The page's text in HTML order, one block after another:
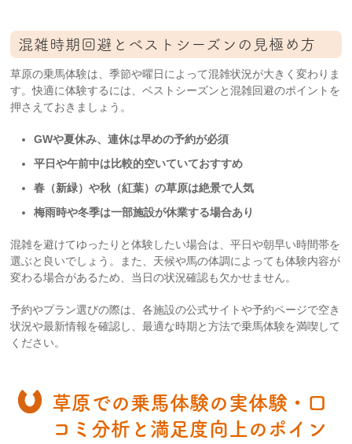
混雑時期回避とベストシーズンの見極め方
草原の乗馬体験は、季節や曜日によって混雑状況が大きく変わりま
す。快適に体験するには、ベストシーズンと混雑回避のポイントを
押さえておきましょう。
GWや夏休み、連休は早めの予約が必須
平日や午前中は比較的空いていておすすめ
春（新緑）や秋（紅葉）の草原は絶景で人気
梅雨時や冬季は一部施設が休業する場合あり
混雑を避けてゆったりと体験したい場合は、平日や朝早い時間帯を
選ぶと良いでしょう。また、天候や馬の体調によっても体験内容が
変わる場合があるため、当日の状況確認も欠かせません。
予約やプラン選びの際は、各施設の公式サイトや予約ページで空き
状況や最新情報を確認し、最適な時期と方法で乗馬体験を満喫して
ください。
草原での乗馬体験の実体験・口
コミ分析と満足度向上のポイン